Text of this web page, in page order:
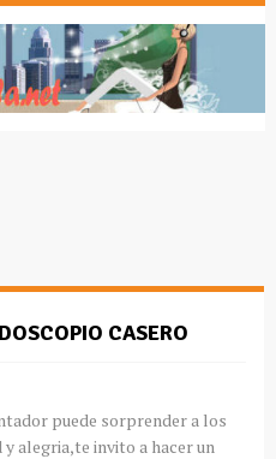
CASERO
puede sorprender a los
alegria,te invito a hacer un